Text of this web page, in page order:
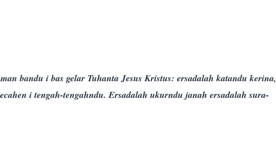
bandu i bas gelar Tuhanta Jesus Kristus: ersadalah katandu kerina,
i tengah-tengahndu. Ersadalah ukurndu janah ersadalah sura-